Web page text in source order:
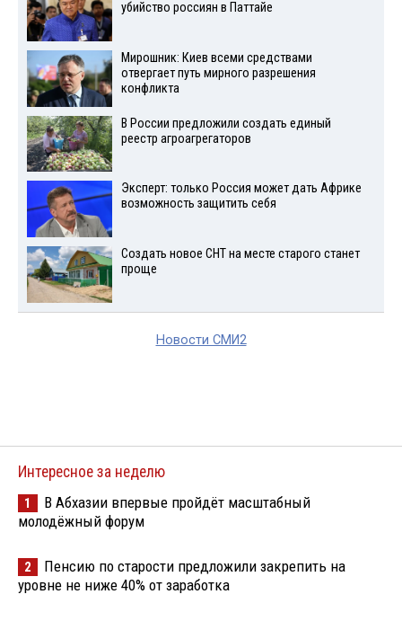
убийство россиян в Паттайе
Мирошник: Киев всеми средствами
отвергает путь мирного разрешения
конфликта
В России предложили создать единый
реестр агроагрегаторов
Эксперт: только Россия может дать Африке
возможность защитить себя
Создать новое СНТ на месте старого станет
проще
Новости СМИ2
Интересное за неделю
1
В Абхазии впервые пройдёт масштабный
молодёжный форум
2
Пенсию по старости предложили закрепить на
уровне не ниже 40% от заработка